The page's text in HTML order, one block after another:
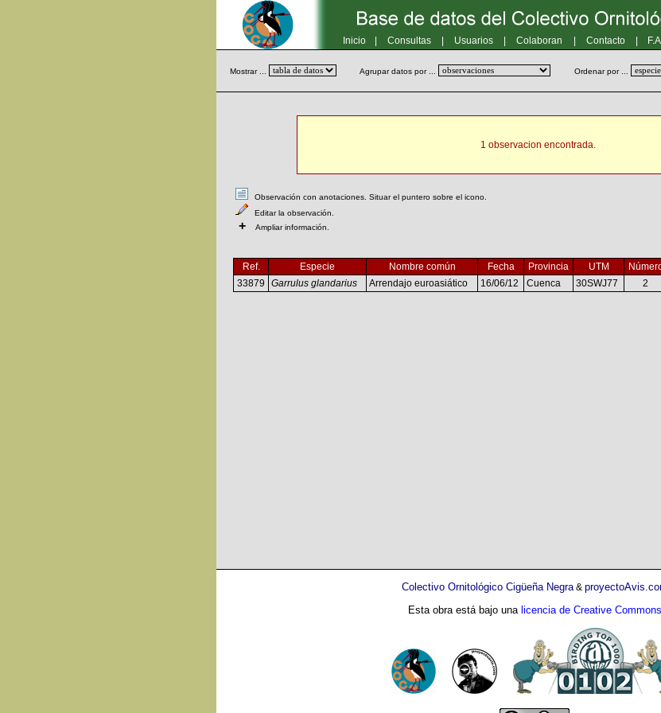
Inicio Consultas Usuarios Colaboran Contacto
Mostrar ... Agrupar datos por ... Ordenar por ...
1 observacion encontrada.
Observación con anotaciones. Situar el puntero sobre el icono.
Editar la observación.
+ Ampliar información.
Ref. Especie Nombre común Fecha Provincia UTM
33879
Garrulus glandarius Arrendajo euroasiático 16/06/12 Cuenca 30SWJ77 2
Colectivo Ornitológico Cigüeña Negra&
Esta obra está bajo una licencia de Creative Commons